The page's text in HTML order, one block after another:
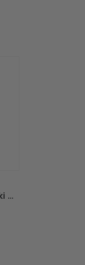
SIROGOJNO ŠAL Ženski Vuneni Šal 6063-1-0867